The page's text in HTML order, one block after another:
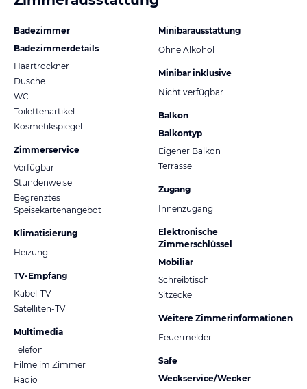
Badezimmer
Badezimmerdetails
Haartrockner
Dusche
WC
Toilettenartikel
Kosmetikspiegel
Zimmerservice
Verfügbar
Stundenweise
Begrenztes
Speisekartenangebot
Klimatisierung
Heizung
TV-Empfang
Kabel-TV
Satelliten-TV
Multimedia
Telefon
Filme im Zimmer
Radio
Minibarausstattung
Ohne Alkohol
Minibar inklusive
Nicht verfügbar
Balkon
Balkontyp
Eigener Balkon
Terrasse
Zugang
Innenzugang
Elektronische
Zimmerschlüssel
Mobiliar
Schreibtisch
Sitzecke
Weitere Zimmerinformationen
Feuermelder
Safe
Weckservice/Wecker